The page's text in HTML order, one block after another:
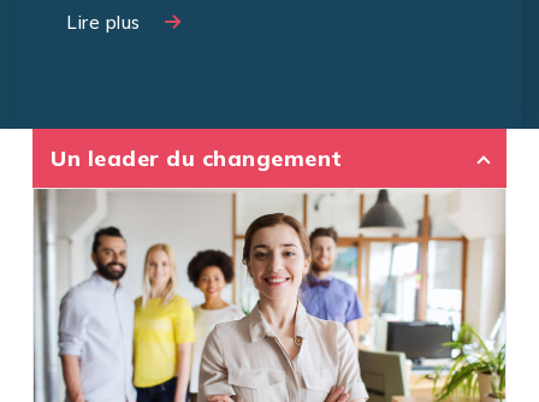
Lire plus
Un leader du changement